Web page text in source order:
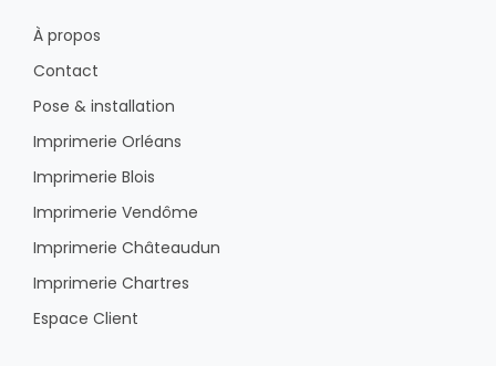
À propos
Contact
Pose & installation
Imprimerie Orléans
Imprimerie Blois
Imprimerie Vendôme
Imprimerie Châteaudun
Imprimerie Chartres
Espace Client